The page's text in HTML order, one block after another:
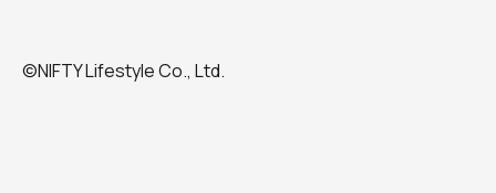
©NIFTY Lifestyle Co., Ltd.